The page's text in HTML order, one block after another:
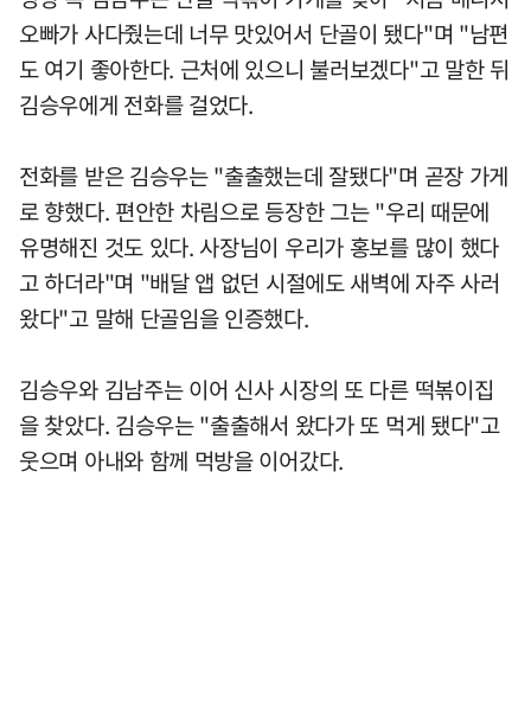
오빠가 사다줬는데 너무 맛있어서 단골이 됐다"며 "남편
도 여기 좋아한다. 근처에 있으니 불러보겠다"고 말한 뒤
김승우에게 전화를 걸었다.
전화를 받은 김승우는 "출출했는데 잘됐다"며 곧장 가게
로 향했다. 편안한 차림으로 등장한 그는 "우리 때문에
유명해진 것도 있다. 사장님이 우리가 홍보를 많이 했다
고 하더라"며 "배달 앱 없던 시절에도 새벽에 자주 사러
왔다"고 말해 단골임을 인증했다.
김승우와 김남주는 이어 신사 시장의 또 다른 떡볶이집
을 찾았다. 김승우는 "출출해서 왔다가 또 먹게 됐다"고
웃으며 아내와 함께 먹방을 이어갔다.